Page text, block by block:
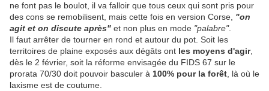
ne font pas le boulot, il va falloir que tous ceux qui sont pris pour
des cons se remobilisent, mais cette fois en version Corse, "on
agit et on discute après" et non plus en mode "palabre".
Il faut arrêter de tourner en rond et autour du pot. Soit les
territoires de plaine exposés aux dégâts ont les moyens d'agir,
dès le 2 février, soit la réforme envisagée du FIDS 67 sur le
prorata 70/30 doit pouvoir basculer à 100% pour la forêt , là où le
laxisme est de coutume.